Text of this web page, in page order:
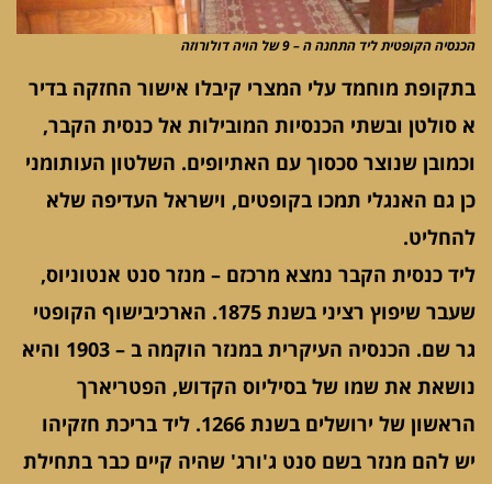
הכנסיה הקופטית ליד התחנה ה – 9 של הויה דולורוזה
בתקופת מוחמד עלי המצרי קיבלו אישור החזקה בדיר
א סולטן ובשתי הכנסיות המובילות אל כנסית הקבר,
וכמובן שנוצר סכסוך עם האתיופים. השלטון העותומני
כן גם האנגלי תמכו בקופטים, וישראל העדיפה שלא
להחליט.
ליד כנסית הקבר נמצא מרכזם – מנזר סנט אנטוניוס,
שעבר שיפוץ רציני בשנת 1875. הארכיבישוף הקופטי
גר שם. הכנסיה העיקרית במנזר הוקמה ב – 1903 והיא
נושאת את שמו של בסיליוס הקדוש, הפטריארך
הראשון של ירושלים בשנת 1266. ליד בריכת חזקיהו
יש להם מנזר בשם סנט ג'ורג' שהיה קיים כבר בתחילת